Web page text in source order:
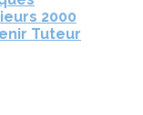
2000
Tuteur